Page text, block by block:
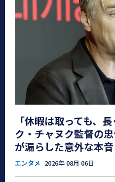
「休暇は取っても、
ク・チャヌク監督の
が漏らした意外な本音
エンタメ 2026年 08月 06日